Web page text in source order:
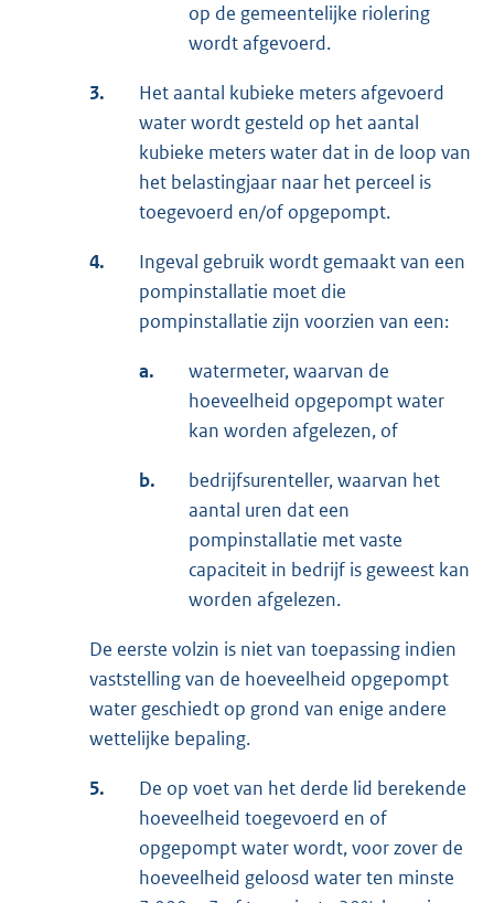
op de gemeentelijke riolering
wordt afgevoerd.
3.
Het aantal kubieke meters afgevoerd
water wordt gesteld op het aantal
kubieke meters water dat in de loop van
het belastingjaar naar het perceel is
toegevoerd en/of opgepompt.
4.
Ingeval gebruik wordt gemaakt van een
pompinstallatie moet die
pompinstallatie zijn voorzien van een:
a.
watermeter, waarvan de
hoeveelheid opgepompt water
kan worden afgelezen, of
b.
bedrijfsurenteller, waarvan het
aantal uren dat een
pompinstallatie met vaste
capaciteit in bedrijf is geweest kan
worden afgelezen.
De eerste volzin is niet van toepassing indien
vaststelling van de hoeveelheid opgepompt
water geschiedt op grond van enige andere
wettelijke bepaling.
5.
De op voet van het derde lid berekende
hoeveelheid toegevoerd en of
opgepompt water wordt, voor zover de
hoeveelheid geloosd water ten minste